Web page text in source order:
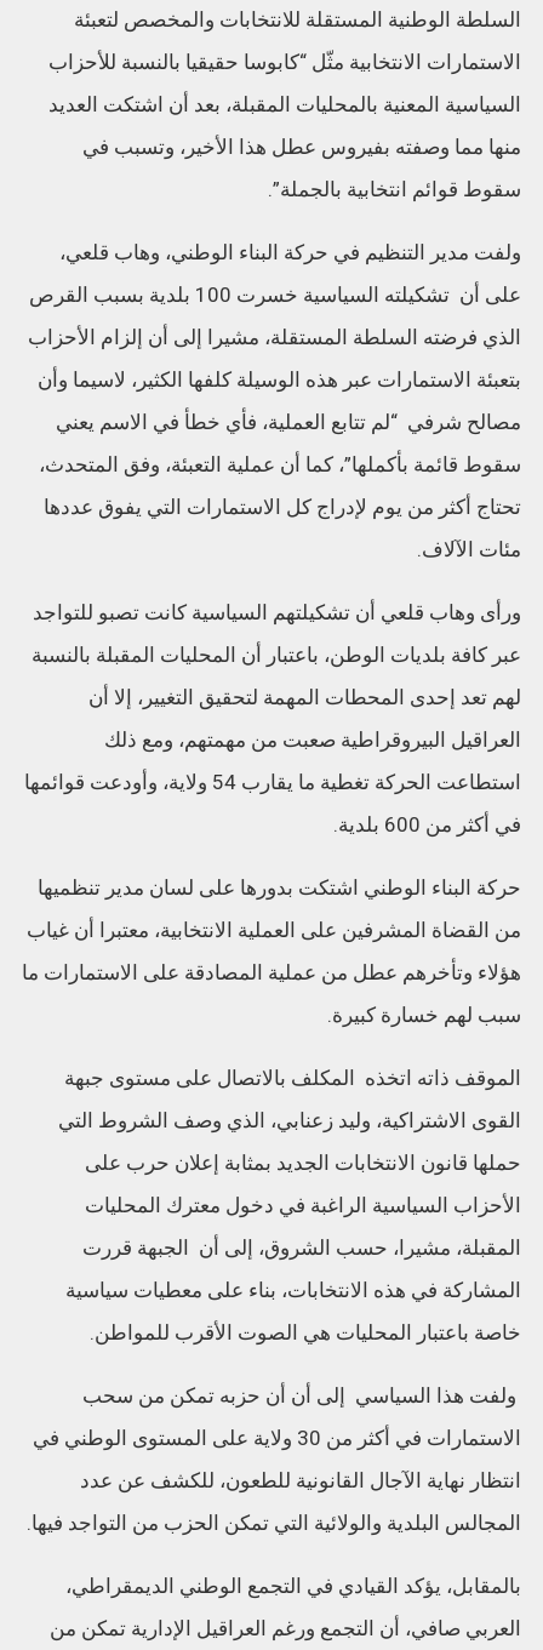
السلطة الوطنية المستقلة للانتخابات والمخصص لتعبئة
الاستمارات الانتخابية مثّل “كابوسا حقيقيا بالنسبة للأحزاب
السياسية المعنية بالمحليات المقبلة، بعد أن اشتكت العديد
منها مما وصفته بفيروس عطل هذا الأخير، وتسبب في
سقوط قوائم انتخابية بالجملة”.
ولفت مدير التنظيم في حركة البناء الوطني، وهاب قلعي،
على أن تشكيلته السياسية خسرت 100 بلدية بسبب القرص
الذي فرضته السلطة المستقلة، مشيرا إلى أن إلزام الأحزاب
بتعبئة الاستمارات عبر هذه الوسيلة كلفها الكثير، لاسيما وأن
مصالح شرفي “لم تتابع العملية، فأي خطأ في الاسم يعني
سقوط قائمة بأكملها”، كما أن عملية التعبئة، وفق المتحدث،
تحتاج أكثر من يوم لإدراج كل الاستمارات التي يفوق عددها
مئات الآلاف.
ورأى وهاب قلعي أن تشكيلتهم السياسية كانت تصبو للتواجد
عبر كافة بلديات الوطن، باعتبار أن المحليات المقبلة بالنسبة
لهم تعد إحدى المحطات المهمة لتحقيق التغيير، إلا أن
العراقيل البيروقراطية صعبت من مهمتهم، ومع ذلك
استطاعت الحركة تغطية ما يقارب 54 ولاية، وأودعت قوائمها
في أكثر من 600 بلدية.
حركة البناء الوطني اشتكت بدورها على لسان مدير تنظميها
من القضاة المشرفين على العملية الانتخابية، معتبرا أن غياب
هؤلاء وتأخرهم عطل من عملية المصادقة على الاستمارات ما
سبب لهم خسارة كبيرة.
الموقف ذاته اتخذه المكلف بالاتصال على مستوى جبهة
القوى الاشتراكية، وليد زعنابي، الذي وصف الشروط التي
حملها قانون الانتخابات الجديد بمثابة إعلان حرب على
الأحزاب السياسية الراغبة في دخول معترك المحليات
المقبلة، مشيرا، حسب الشروق، إلى أن الجبهة قررت
المشاركة في هذه الانتخابات، بناء على معطيات سياسية
خاصة باعتبار المحليات هي الصوت الأقرب للمواطن.
ولفت هذا السياسي إلى أن أن حزبه تمكن من سحب
الاستمارات في أكثر من 30 ولاية على المستوى الوطني في
انتظار نهاية الآجال القانونية للطعون، للكشف عن عدد
المجالس البلدية والولائية التي تمكن الحزب من التواجد فيها.
بالمقابل، يؤكد القيادي في التجمع الوطني الديمقراطي،
العربي صافي، أن التجمع ورغم العراقيل الإدارية تمكن من